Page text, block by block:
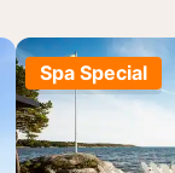
Spa Special